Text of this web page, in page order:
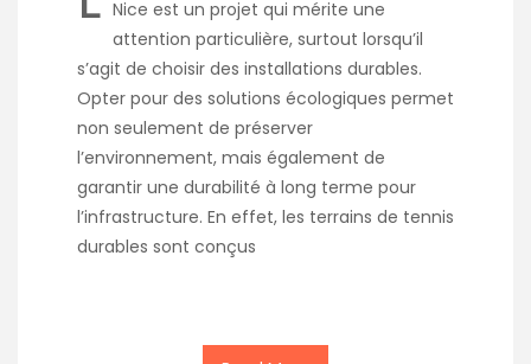
Nice est un projet qui mérite une
attention particulière, surtout lorsqu’il
s’agit de choisir des installations durables.
Opter pour des solutions écologiques permet
non seulement de préserver
l’environnement, mais également de
garantir une durabilité à long terme pour
l’infrastructure. En effet, les terrains de tennis
durables sont conçus